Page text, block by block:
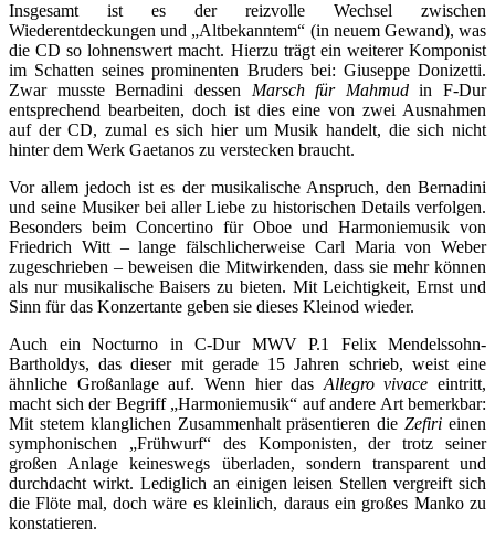
Insgesamt ist es der reizvolle Wechsel zwischen
Wiederentdeckungen und „Altbekanntem“ (in neuem Gewand), was
die CD so lohnenswert macht. Hierzu trägt ein weiterer Komponist
im Schatten seines prominenten Bruders bei: Giuseppe Donizetti.
Zwar musste Bernadini dessen Marsch für Mahmudin F-Dur
entsprechend bearbeiten, doch ist dies eine von zwei Ausnahmen
auf der CD, zumal es sich hier um Musik handelt, die sich nicht
hinter dem Werk Gaetanos zu verstecken braucht.
Vor allem jedoch ist es der musikalische Anspruch, den Bernadini
und seine Musiker bei aller Liebe zu historischen Details verfolgen.
Besonders beim Concertino für Oboe und Harmoniemusik von
Friedrich Witt – lange fälschlicherweise Carl Maria von Weber
zugeschrieben – beweisen die Mitwirkenden, dass sie mehr können
als nur musikalische Baisers zu bieten. Mit Leichtigkeit, Ernst und
Sinn für das Konzertante geben sie dieses Kleinod wieder.
Auch ein Nocturno in C-Dur MWV P.1 Felix Mendelssohn-
Bartholdys, das dieser mit gerade 15 Jahren schrieb, weist eine
ähnliche Großanlage auf. Wenn hier das Allegro vivace eintritt,
macht sich der Begriff „Harmoniemusik“ auf andere Art bemerkbar:
Mit stetem klanglichen Zusammenhalt präsentieren dieZefiri einen
symphonischen „Frühwurf“ des Komponisten, der trotz seiner
großen Anlage keineswegs überladen, sondern transparent und
durchdacht wirkt. Lediglich an einigen leisen Stellen vergreift sich
die Flöte mal, doch wäre es kleinlich, daraus ein großes Manko zu
konstatieren.